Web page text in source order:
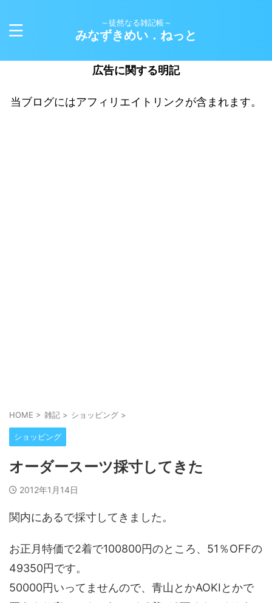
～徒然なる雑記帳～
みなずきめい．ねっと
広告に関する明記
当ブログにはアフィリエイトリンクが含まれます。
HOME > 雑記 > ショッピング >
ショッピング
オーダースーツ採寸してきた
2012年1月14日
関内にあるで採寸してきました。
お正月特価で2着で100800円のところ、51％OFFの
49350円です。
50000円いってませんので、青山とかAOKIとかで